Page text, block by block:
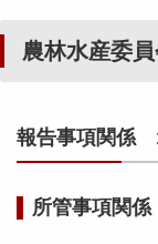
農林水産委
報告事項関係
所管事項関